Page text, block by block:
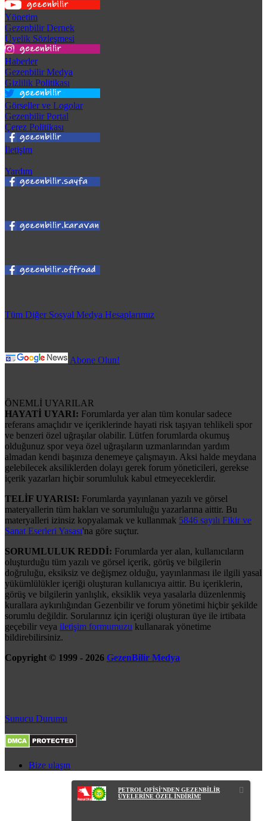
Yönetim
Gezenbilir Dernek
Üyelik Sözleşmesi
Haberler
Gezenbilir Medya
Gizlilik Politikası
Görseller ve Logolar
Gezenbilir Portal
Çerez Politikası
İletişim
Yardım
Tüm Diğer Sosyal Medya Hesaplarımız
Abone Olun!
ÖNEMLİ UYARILAR
HAYATİ UYARI: Forumlarda yer alan tüm konular sadece
referans amaçlıdır ve içeriklerinde hayati risk taşıyan tehlikeli spor
ve benzeri özel uğraşılar olabilir. Lütfen forumlarda okumuş
olduğunuz spor veya özel uğraşıların uzmanlarından yardım
almadan kendi başınıza denemeye çalışmayın. Aksi halde meydana
gelebilecek aksiliklerden dolayı gerek forum yöneticileri, gerekse
içerik yazarları hiçbir sorumluluk kabul etmeyeceklerdir.
TELİF UYARISI: Forumlarda yayınlanan yazılı ve görsel
materyallerin tüm hakları ve sorumluluğu yazarlarına aittir. Bu
materyalleri izinsiz kopyalamak ve kullanmak 5846 sayılı Fikir ve
Sanat Eserleri Yasası'na göre suçtur.
SORUMLULUK REDDİ: Forumlarda yer alan, kullanıcıların
oluşturduğu tüm yazılı ve görsel içerik, görüş ve bilgilerin
doğruluğu, eksiksiz ve değişmez olduğu, yayınlanması ile ilgili yasal
yükümlülükler içeriği oluşturan kullanıcıya aittir. Bu içeriklerin,
görüş ve bilgilerin yanlışlık, eksiklik veya yasalarla düzenlenmiş
kurallara aykırılığından Gezenbilir ve forum yönetimi hiçbir şekilde
sorumlu değildir. Sorularınız için içeriği oluşturan üye ile irtibata
geçebilir veya iletişim formumuzu kullanarak yönetime
bildirebilirsiniz.
Copyright © 1999 - 2026 GezenBilir Medya
Sunucu Durumu
Bize ulaşın
PETROL OFİSİ'NDEN GEZENBİLİR
ÜYELERİNE ÖZEL İNDİRİM!